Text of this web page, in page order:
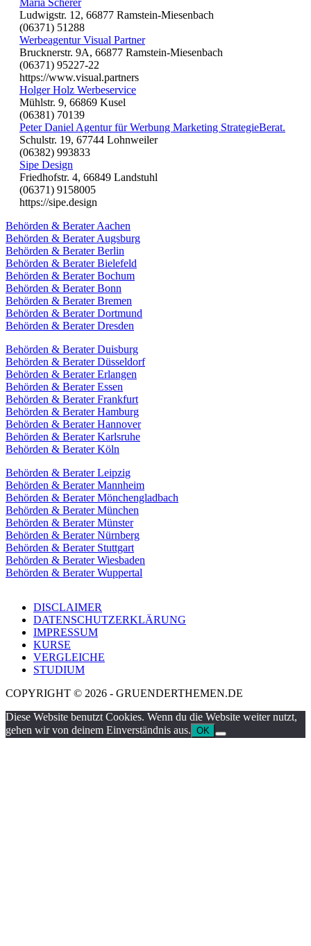
Ludwigstr. 12, 66877 Ramstein-Miesenbach
(06371) 51288
Werbeagentur Visual Partner
Brucknerstr. 9A, 66877 Ramstein-Miesenbach
(06371) 95227-22
https://www.visual.partners
Holger Holz Werbeservice
Mühlstr. 9, 66869 Kusel
(06381) 70139
Peter Daniel Agentur für Werbung Marketing StrategieBerat.
Schulstr. 19, 67744 Lohnweiler
(06382) 993833
Sipe Design
Friedhofstr. 4, 66849 Landstuhl
(06371) 9158005
https://sipe.design
Behörden & Berater Aachen
Behörden & Berater Augsburg
Behörden & Berater Berlin
Behörden & Berater Bielefeld
Behörden & Berater Bochum
Behörden & Berater Bonn
Behörden & Berater Bremen
Behörden & Berater Dortmund
Behörden & Berater Dresden
Behörden & Berater Duisburg
Behörden & Berater Düsseldorf
Behörden & Berater Erlangen
Behörden & Berater Essen
Behörden & Berater Frankfurt
Behörden & Berater Hamburg
Behörden & Berater Hannover
Behörden & Berater Karlsruhe
Behörden & Berater Köln
Behörden & Berater Leipzig
Behörden & Berater Mannheim
Behörden & Berater Mönchengladbach
Behörden & Berater München
Behörden & Berater Münster
Behörden & Berater Nürnberg
Behörden & Berater Stuttgart
Behörden & Berater Wiesbaden
Behörden & Berater Wuppertal
DISCLAIMER
DATENSCHUTZERKLÄRUNG
IMPRESSUM
KURSE
VERGLEICHE
STUDIUM
COPYRIGHT © 2026 - GRUENDERTHEMEN.DE
Diese Website benutzt Cookies. Wenn du die Website weiter nutzt,
gehen wir von deinem Einverständnis aus. OK